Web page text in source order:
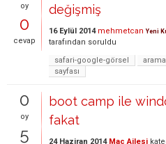
oy
0
cevap
değişmiş
16 Eylül 2014 mehmetcan Yeni
tarafından soruldu
safari-google-görsel
sayfası
0
oy
5
boot camp ile
fakat
24 Haziran 2014 Mac Ailesi